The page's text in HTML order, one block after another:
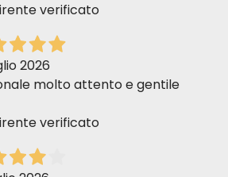
Białko surowe – 10,1%
Tłuszcz surowy – 5,1%
verificato
2026
molto attento e gentile
verificato